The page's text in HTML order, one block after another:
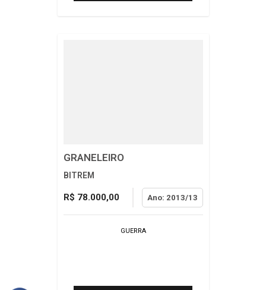
GRANELEIRO
BITREM
R$ 78.000,00 Ano: 2013/13
GUERRA